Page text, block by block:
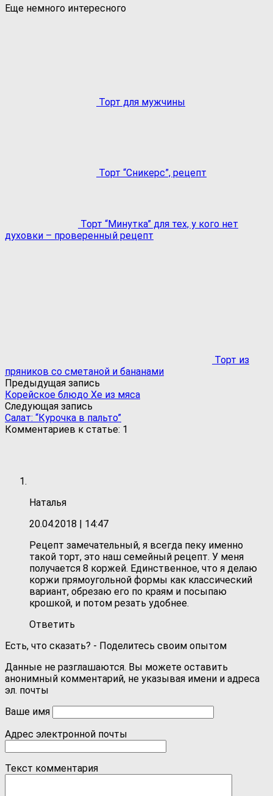
Еще немного интересного
Торт для мужчины
Торт “Сникерс”, рецепт
Торт “Минутка” для тех, у кого нет
духовки – проверенный рецепт
Торт из
пряников со сметаной и бананами
Предыдущая запись
Корейское блюдо Хе из мяса
Следующая запись
Салат: “Курочка в пальто”
Комментариев к статье: 1
Наталья
20.04.2018 | 14:47
Рецепт замечательный, я всегда пеку именно
такой торт, это наш семейный рецепт. У меня
получается 8 коржей. Единственное, что я делаю
коржи прямоугольной формы как классический
вариант, обрезаю его по краям и посыпаю
крошкой, и потом резать удобнее.
Ответить
Есть, что сказать? - Поделитесь своим опытом
Данные не разглашаются. Вы можете оставить
анонимный комментарий, не указывая имени и адреса
эл. почты
Ваше имя
Адрес электронной почты
Текст комментария